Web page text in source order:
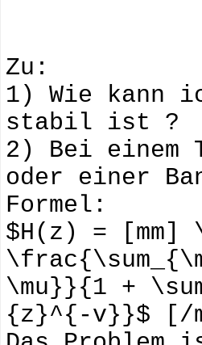
Zu:
1) Wie kann
stabil ist ?
2) Bei einem
oder einer
Formel:
$H(z) =
\mu}}{1 +
{z}^{-v}}$ [/